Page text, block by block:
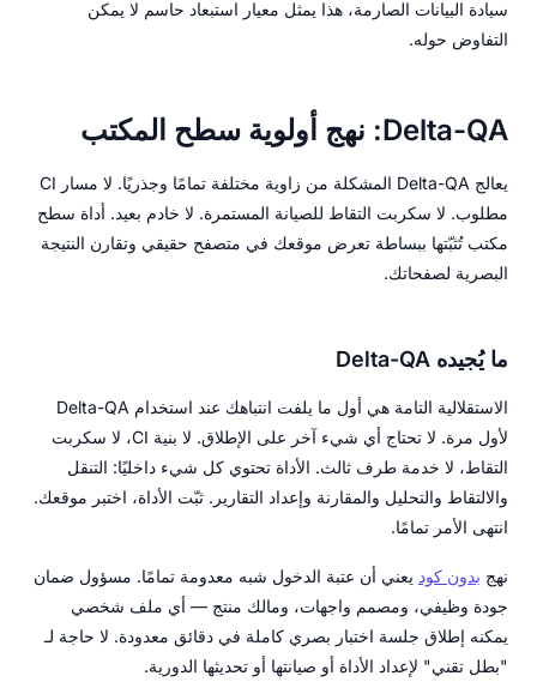
سيادة البيانات الصارمة، هذا يمثل معيار استبعاد حاسم لا يمكن
التفاوض حوله.
Delta-QA: نهج أولوية سطح المكتب
يعالج Delta-QA المشكلة من زاوية مختلفة تمامًا وجذريًا. لا مسار CI
مطلوب. لا سكربت التقاط للصيانة المستمرة. لا خادم بعيد. أداة سطح
مكتب تُثبّتها ببساطة تعرض موقعك في متصفح حقيقي وتقارن النتيجة
البصرية لصفحاتك.
ما يُجيده Delta-QA
الاستقلالية التامة هي أول ما يلفت انتباهك عند استخدام Delta-QA
لأول مرة. لا تحتاج أي شيء آخر على الإطلاق. لا بنية CI، لا سكربت
التقاط، لا خدمة طرف ثالث. الأداة تحتوي كل شيء داخليًا: التنقل
والالتقاط والتحليل والمقارنة وإعداد التقارير. ثبّت الأداة، اختبر موقعك.
انتهى الأمر تمامًا.
نهج بدون كود يعني أن عتبة الدخول شبه معدومة تمامًا. مسؤول ضمان
جودة وظيفي، ومصمم واجهات، ومالك منتج — أي ملف شخصي
يمكنه إطلاق جلسة اختبار بصري كاملة في دقائق معدودة. لا حاجة لـ
"بطل تقني" لإعداد الأداة أو صيانتها أو تحديثها الدورية.